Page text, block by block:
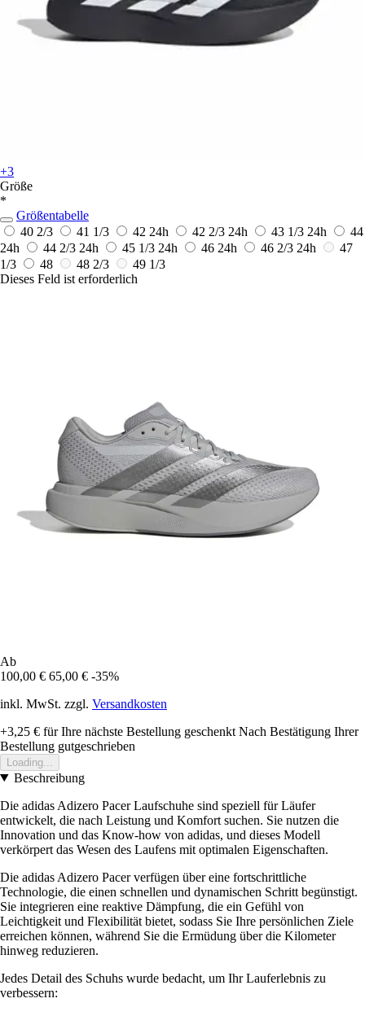
+3
Größe
*
Größentabelle
40 2/3
41 1/3 42 24h 42 2/3 24h 43 1/3 24h
44
24h
44 2/3 24h 45 1/3 24h 46 24h 46 2/3 24h
47
1/3
48 48 2/3
49 1/3
Dieses Feld ist erforderlich
Ab
100,00 € 65,00 € -35%
inkl. MwSt. zzgl. Versandkosten
+3,25 € für Ihre nächste Bestellung geschenkt Nach Bestätigung Ihrer
Bestellung gutgeschrieben
Loading...
Beschreibung
Die adidas Adizero Pacer Laufschuhe sind speziell für Läufer
entwickelt, die nach Leistung und Komfort suchen. Sie nutzen die
Innovation und das Know-how von adidas, und dieses Modell
verkörpert das Wesen des Laufens mit optimalen Eigenschaften.
Die adidas Adizero Pacer verfügen über eine fortschrittliche
Technologie, die einen schnellen und dynamischen Schritt begünstigt.
Sie integrieren eine reaktive Dämpfung, die ein Gefühl von
Leichtigkeit und Flexibilität bietet, sodass Sie Ihre persönlichen Ziele
erreichen können, während Sie die Ermüdung über die Kilometer
hinweg reduzieren.
Jedes Detail des Schuhs wurde bedacht, um Ihr Lauferlebnis zu
verbessern: